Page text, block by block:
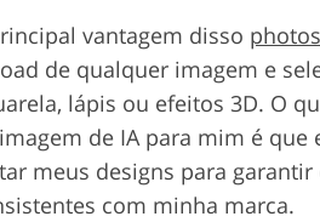
vantagem disso
de qualquer imagem e
lápis ou efeitos 3D. O
de IA para mim é
meus designs para
com minha marca.